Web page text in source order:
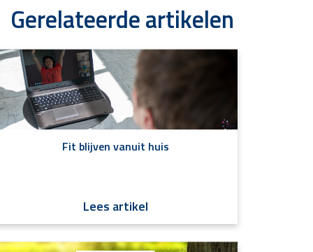
Gerelateerde artikelen
Fit blijven vanuit huis
Lees artikel